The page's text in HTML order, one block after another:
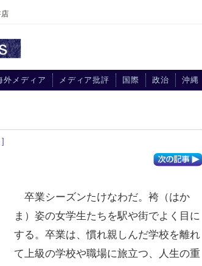
外メディア メディア批評 国際 政治 沖縄
卒業シーズンたけなわだ。袴（はか
ま）姿の女学生たちを駅や街でよく目に
する。卒業は、慣れ親しんだ学校を離れ
て上級の学校や職場に旅立つ、人生の重